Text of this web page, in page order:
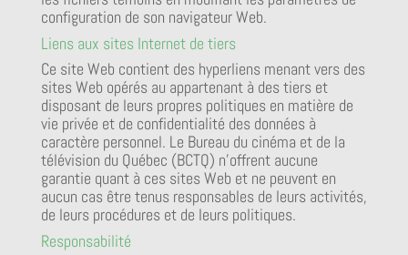
configuration de son navigateur Web.
Liens aux sites Internet de tiers
Ce site Web contient des hyperliens menant vers des
sites Web opérés au appartenant à des tiers et
disposant de leurs propres politiques en matière de
vie privée et de confidentialité des données à
caractère personnel. Le Bureau du cinéma et de la
télévision du Québec (BCTQ) n’offrent aucune
garantie quant à ces sites Web et ne peuvent en
aucun cas être tenus responsables de leurs activités,
de leurs procédures et de leurs politiques.
Responsabilité